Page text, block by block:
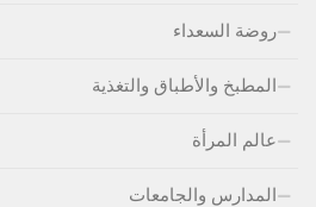
روضة السعداء
المطبخ والأطباق والتغذية
عالم المرأة
المدارس والجامعات